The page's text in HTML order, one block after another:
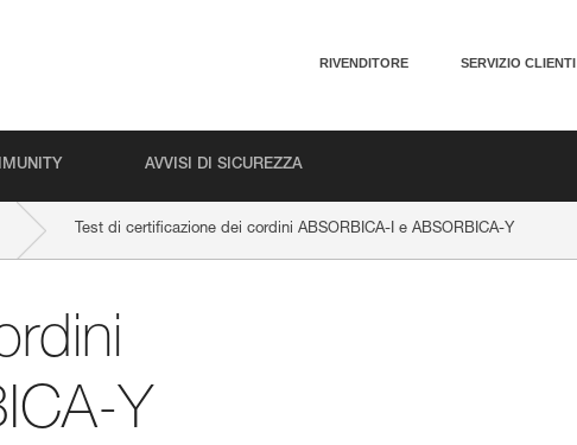
RIVENDITORE SERVIZIO CLIENTI
AVVISI DI SICUREZZA
Test di certificazione dei cordini ABSORBICA-I e ABSORBICA-Y
Y